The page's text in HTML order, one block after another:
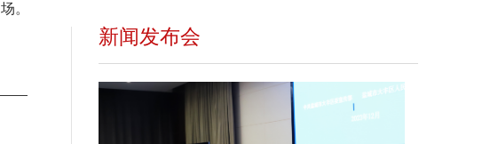
场。
新闻发布会